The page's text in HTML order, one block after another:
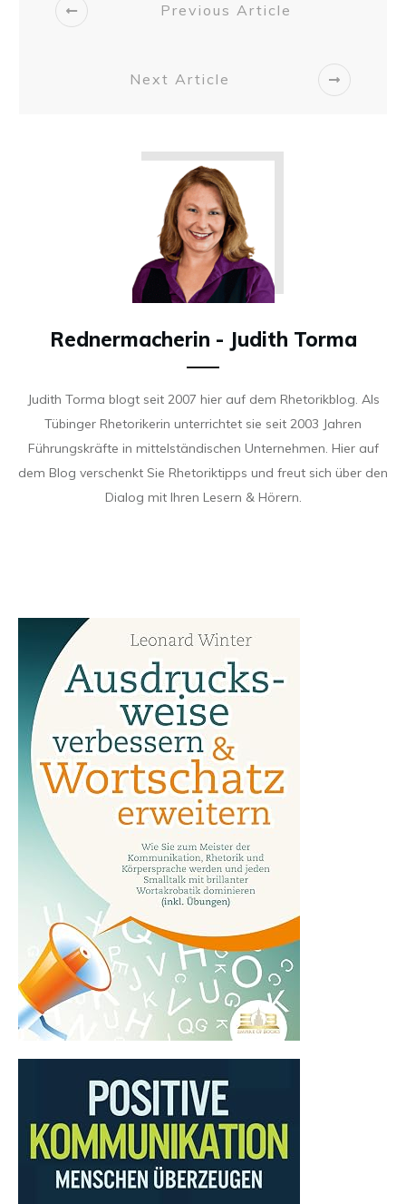
Previous Article
Next Article
Rednermacherin - Judith Torma
Judith Torma blogt seit 2007 hier auf dem Rhetorikblog. Als
Tübinger Rhetorikerin unterrichtet sie seit 2003 Jahren
Führungskräfte in mittelständischen Unternehmen. Hier auf
dem Blog verschenkt Sie Rhetoriktipps und freut sich über den
Dialog mit Ihren Lesern & Hörern.